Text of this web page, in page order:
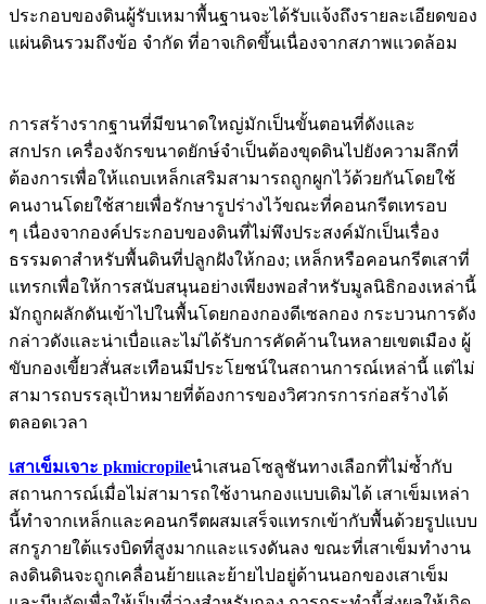
ประกอบของดินผู้รับเหมาพื้นฐานจะได้รับแจ้งถึงรายละเอียดของ
แผ่นดินรวมถึงข้อ จำกัด ที่อาจเกิดขึ้นเนื่องจากสภาพแวดล้อม
การสร้างรากฐานที่มีขนาดใหญ่มักเป็นขั้นตอนที่ดังและ
สกปรก เครื่องจักรขนาดยักษ์จำเป็นต้องขุดดินไปยังความลึกที่
ต้องการเพื่อให้แถบเหล็กเสริมสามารถถูกผูกไว้ด้วยกันโดยใช้
คนงานโดยใช้สายเพื่อรักษารูปร่างไว้ขณะที่คอนกรีตเทรอบ
ๆ เนื่องจากองค์ประกอบของดินที่ไม่พึงประสงค์มักเป็นเรื่อง
ธรรมดาสำหรับพื้นดินที่ปลูกฝังให้กอง; เหล็กหรือคอนกรีตเสาที่
แทรกเพื่อให้การสนับสนุนอย่างเพียงพอสำหรับมูลนิธิกองเหล่านี้
มักถูกผลักดันเข้าไปในพื้นโดยกองกองดีเซลกอง กระบวนการดัง
กล่าวดังและน่าเบื่อและไม่ได้รับการคัดค้านในหลายเขตเมือง ผู้
ขับกองเขี้ยวสั่นสะเทือนมีประโยชน์ในสถานการณ์เหล่านี้ แต่ไม่
สามารถบรรลุเป้าหมายที่ต้องการของวิศวกรการก่อสร้างได้
ตลอดเวลา
เสาเข็มเจาะ pkmicropileนำเสนอโซลูชันทางเลือกที่ไม่ซ้ำกับ
สถานการณ์เมื่อไม่สามารถใช้งานกองแบบเดิมได้ เสาเข็มเหล่า
นี้ทำจากเหล็กและคอนกรีตผสมเสร็จแทรกเข้ากับพื้นด้วยรูปแบบ
สกรูภายใต้แรงบิดที่สูงมากและแรงดันลง ขณะที่เสาเข็มทำงาน
ลงดินดินจะถูกเคลื่อนย้ายและย้ายไปอยู่ด้านนอกของเสาเข็ม